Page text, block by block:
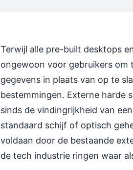
Terwijl alle pre-built desktops
ongewoon voor gebruikers om
gegevens in plaats van op te
bestemmingen. Externe harde
sinds de vindingrijkheid van
standaard schijf of optisch
voldaan door de bestaande
de tech industrie ringen waar